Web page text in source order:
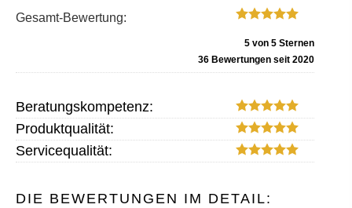
Gesamt-Bewertung:
5 von 5 Sternen
36 Bewertungen seit 2020
Beratungskompetenz:
Produktqualität:
Servicequalität:
DIE BEWERTUNGEN IM DETAIL: